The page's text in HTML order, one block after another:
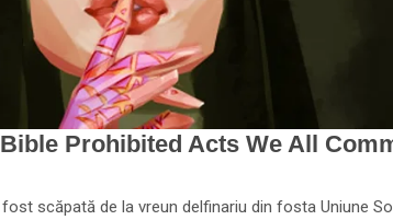
scăpată de la vreun delfinariu din fosta Uniune